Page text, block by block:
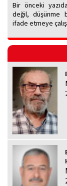
Bir önceki
değil, düşünme
ifade etmeye